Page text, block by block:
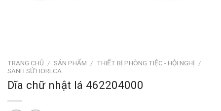
TRANG CHỦ / SẢN PHẨM / THIẾT BỊ PHÒNG TIỆC - HỘI NGHỊ /
SÀNH SỨ HORECA
Dĩa chữ nhật lá 462204000